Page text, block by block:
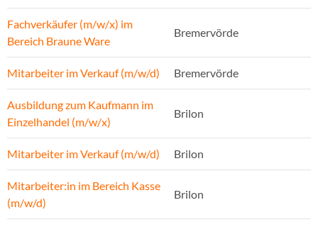
Fachverkäufer (m/w/x) im
Bereich Braune Ware
Bremervörde
Mitarbeiter im Verkauf (m/w/d) Bremervörde
Ausbildung zum Kaufmann im
Einzelhandel (m/w/x)
Brilon
Mitarbeiter im Verkauf (m/w/d) Brilon
Mitarbeiter:in im Bereich Kasse
(m/w/d)
Brilon